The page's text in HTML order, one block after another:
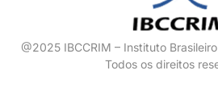
@2025 IBCCRIM – Instituto
Todos os direitos